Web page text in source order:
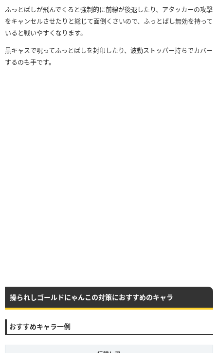
ふっとばしが飛んでくると強制的に前線が後退したり、アタッカーの攻撃
をキャンセルさせたりと総じて面倒くさいので、ふっとばし無効を持って
いると戦いやすくなります。
黒キャスで呪ってふっとばしを封印したり、波動ストッパー持ちでカバー
するのも手です。
操られしゴールドにゃんこの対策におすすめのキャラ
おすすめキャラ一例